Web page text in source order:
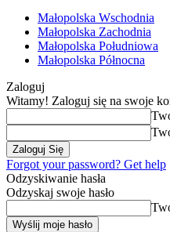
Małopolska Wschodnia
Małopolska Zachodnia
Małopolska Południowa
Małopolska Północna
Zaloguj
Witamy! Zaloguj się na swoje
Forgot your password? Get help
Odzyskiwanie hasła
Odzyskaj swoje hasło